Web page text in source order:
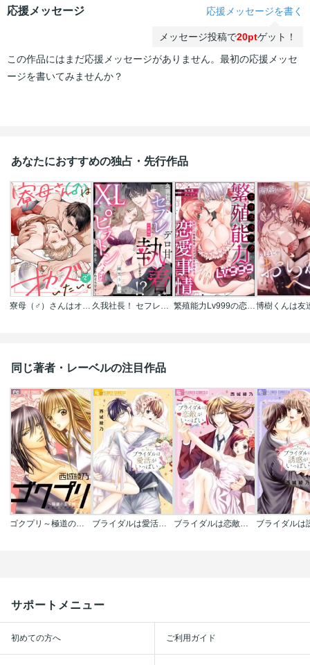
応援メッセージ 応援メッセージを書く
メッセージ投稿で20ptゲット！
この作品にはまだ応援メッセージがありません。最初の応援メッセ
ージを書いてみませんか？
あなたにおすすめの独占・先行作品
同じ著者・レーベルの注目作品
ゴクプリ～極道の王子様～ ブライダルは愛活がいっぱい ブライダルは恋敵がいっぱい
サポートメニュー
初めての方へ ご利用ガイド